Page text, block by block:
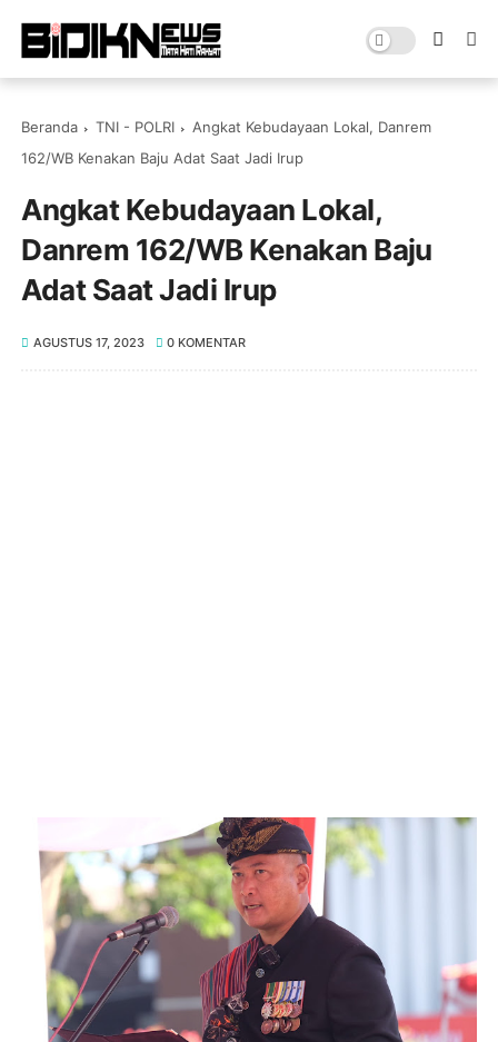
Beranda TNI - POLRI
Angkat Kebudayaan Lokal, Danrem
162/WB Kenakan Baju Adat Saat Jadi Irup
Angkat Kebudayaan Lokal,
Danrem 162/WB Kenakan Baju
Adat Saat Jadi Irup
AGUSTUS 17, 2023 0 KOMENTAR